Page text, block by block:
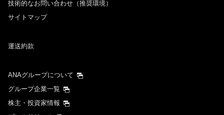
技術的なお問い合わせ（推奨環境）
サイトマップ
運送約款
ANAグループについて
グループ企業一覧
株主・投資家情報